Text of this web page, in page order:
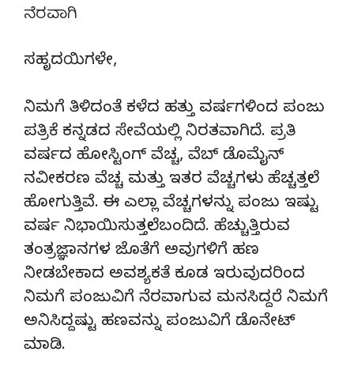
ನೆರವಾಗಿ
ಸಹೃದಯಿಗಳೇ,
ನಿಮಗೆ ತಿಳಿದಂತೆ ಕಳೆದ ಹತ್ತು ವರ್ಷಗಳಿಂದ ಪಂಜು
ಪತ್ರಿಕೆ ಕನ್ನಡದ ಸೇವೆಯಲ್ಲಿ ನಿರತವಾಗಿದೆ. ಪ್ರತಿ
ವರ್ಷದ ಹೋಸ್ಟಿಂಗ್‌ ವೆಚ್ಚ, ವೆಬ್‌ ಡೊಮೈನ್‌
ನವೀಕರಣ ವೆಚ್ಚ ಮತ್ತು ಇತರ ವೆಚ್ಚಗಳು ಹೆಚ್ಚತ್ತಲೇ
ಹೋಗುತ್ತಿವೆ. ಈ ಎಲ್ಲಾ ವೆಚ್ಚಗಳನ್ನು ಪಂಜು ಇಷ್ಟು
ವರ್ಷ ನಿಭಾಯಿಸುತ್ತಲೇ ಬಂದಿದೆ. ಹೆಚ್ಚುತ್ತಿರುವ
ತಂತ್ರಜ್ಞಾನಗಳ ಜೊತೆಗೆ ಅವುಗಳಿಗೆ ಹಣ
ನೀಡಬೇಕಾದ ಅವಶ್ಯಕತೆ ಕೂಡ ಇರುವುದರಿಂದ
ನಿಮಗೆ ಪಂಜುವಿಗೆ ನೆರವಾಗುವ ಮನಸಿದ್ದರೆ ನಿಮಗೆ
ಅನಿಸಿದ್ದಷ್ಟು ಹಣವನ್ನು ಪಂಜುವಿಗೆ ಡೊನೇಟ್‌
ಮಾಡಿ.